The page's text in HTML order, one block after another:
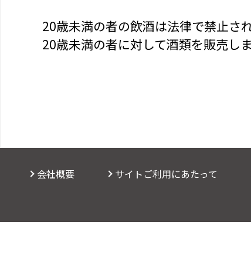
20歳未満の者の飲酒は法律で禁止され
20歳未満の者に対して酒類を販売しま
会社概要 サイトご利用にあたって